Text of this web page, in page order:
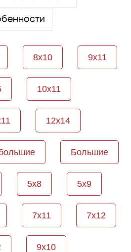
8х10 9х11
10х11
12х14
Большие
5х8 5х9
7х11 7х12
9х10